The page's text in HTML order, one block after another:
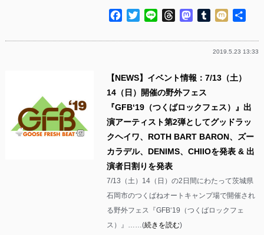
Facebook
TwitterLine ThreadsMastodon
Tumblr
Mixi
2019.5.23 13:33
【NEWS】イベント情報：7/13（土）
14（日）開催の野外フェス
『GFB‘19（つくばロックフェス）』出
演アーティスト第2弾としてグッドラッ
クヘイワ、ROTH BART BARON、ズー
カラデル、DENIMS、CHIIOを発表 & 出
演者日割りを発表
7/13（土）14（日）の2日間にわたって茨城県
石岡市のつくばねオートキャンプ場で開催され
る野外フェス『GFB‘19（つくばロックフェ
ス）』……(続きを読む)